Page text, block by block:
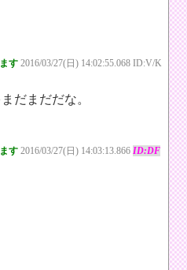
す 2016/03/27(日) 14:02:55.068 ID:V/K
だまだだな。
す 2016/03/27(日) 14:03:13.866 ID:DF